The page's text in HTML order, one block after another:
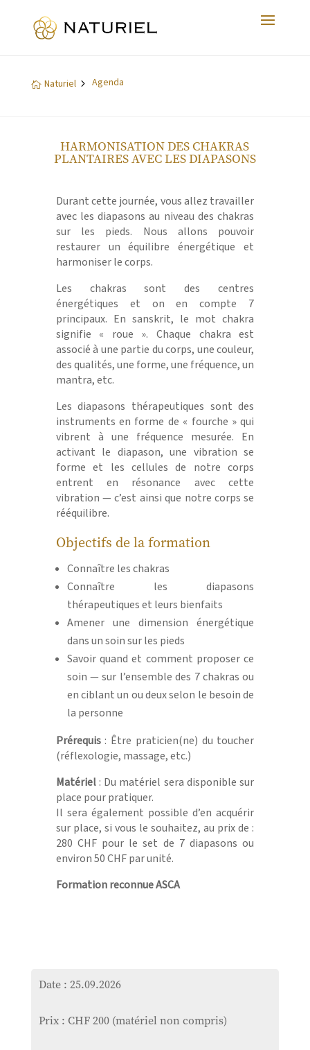
 Naturiel 5 Agenda
HARMONISATION DES CHAKRAS
PLANTAIRES AVEC LES DIAPASONS
Durant cette journée, vous allez travailler
avec les diapasons au niveau des chakras
sur les pieds. Nous allons pouvoir
restaurer un équilibre énergétique et
harmoniser le corps.
Les chakras sont des centres
énergétiques et on en compte 7
principaux. En sanskrit, le mot chakra
signifie « roue ». Chaque chakra est
associé à une partie du corps, une couleur,
des qualités, une forme, une fréquence, un
mantra, etc.
Les diapasons thérapeutiques sont des
instruments en forme de « fourche » qui
vibrent à une fréquence mesurée. En
activant le diapason, une vibration se
forme et les cellules de notre corps
entrent en résonance avec cette
vibration — c’est ainsi que notre corps se
rééquilibre.
Objectifs de la formation
Connaître les chakras
Connaître les diapasons
thérapeutiques et leurs bienfaits
Amener une dimension énergétique
dans un soin sur les pieds
Savoir quand et comment proposer ce
soin — sur l’ensemble des 7 chakras ou
en ciblant un ou deux selon le besoin de
la personne
Prérequis: Être praticien(ne) du toucher
(réflexologie, massage, etc.)
Matériel: Du matériel sera disponible sur
place pour pratiquer.
Il sera également possible d’en acquérir
sur place, si vous le souhaitez, au prix de :
280 CHF pour le set de 7 diapasons ou
environ 50 CHF par unité.
Formation reconnue ASCA
Date : 25.09.2026
Prix : CHF 200 (matériel non compris)